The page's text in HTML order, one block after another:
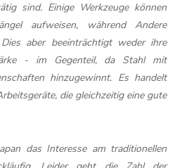
sind. Einige Werkzeuge können
aufweisen, während Andere
aber beeinträchtigt weder ihre
- im Gegenteil, da Stahl mit
hinzugewinnt. Es handelt
die gleichzeitig eine gute
das Interesse am traditionellen